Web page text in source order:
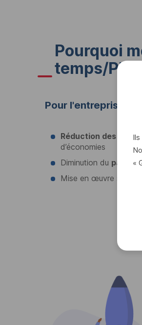
Pourquoi
temps/PERO
Pour l'entreprise :
Réduction des
d’économies
Diminution du passif
Mise en œuvre simple,
«